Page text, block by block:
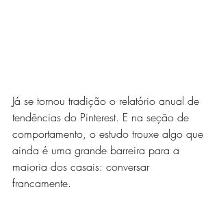
Já se tornou tradição o relatório anual de
tendências do Pinterest. E na seção de
comportamento, o estudo trouxe algo que
ainda é uma grande barreira para a
maioria dos casais: conversar
francamente.